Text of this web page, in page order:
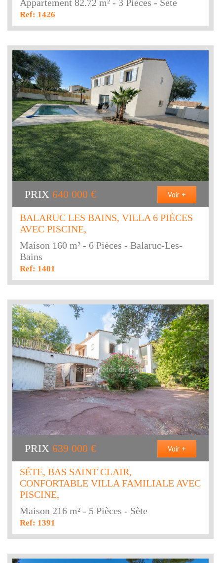
Appartement 82.72 m² - 3 Pièces - Sète
Ref: 1426
PRIX 640 000 € Voir +
BALARUC LES BAINS, VILLA 6 PIÈCES
AVEC PISCINE,
Maison 160 m² - 6 Pièces - Balaruc-Les-
Bains
Ref: 1401
PRIX 639 000 € Voir +
SÈTE, BAS SAINT CLAIR,
CONFORTABLE VILLA FAMILIALE AVEC
PISCINE,
Maison 216 m² - 5 Pièces - Sète
Ref: 1391